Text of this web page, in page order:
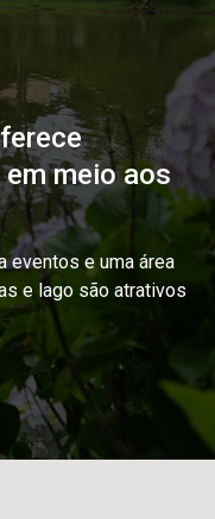
meio aos
eventos e uma área
e lago são atrativos